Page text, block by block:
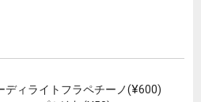
ディライトフラペチーノ(¥600)